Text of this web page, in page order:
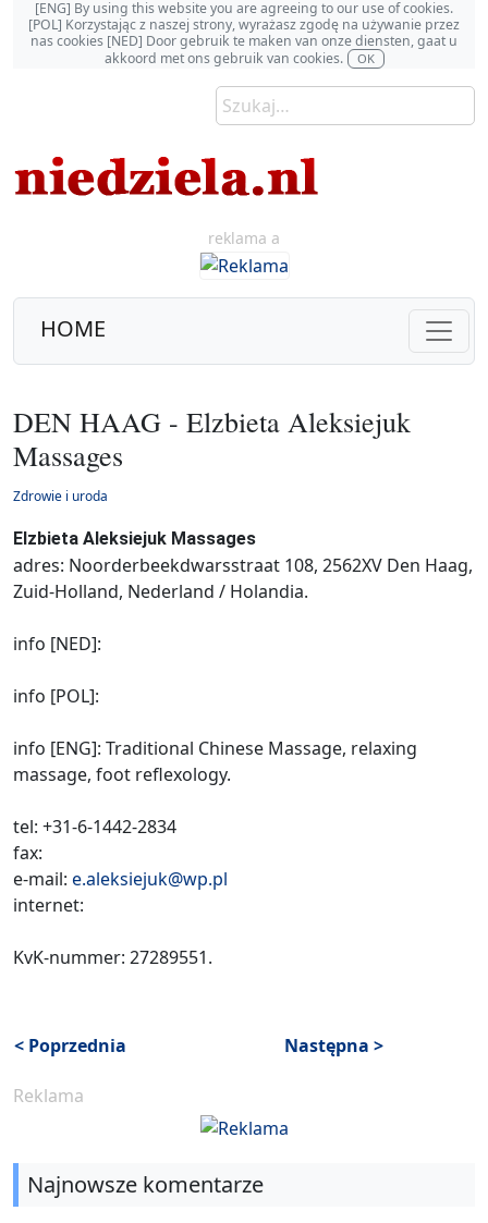
[ENG] By using this website you are agreeing to our use of cookies.
[POL] Korzystając z naszej strony, wyrażasz zgodę na używanie przez
nas cookies [NED] Door gebruik te maken van onze diensten, gaat u
akkoord met ons gebruik van cookies.
OK
reklama a
HOME
DEN HAAG - Elzbieta Aleksiejuk
Massages
Zdrowie i uroda
Elzbieta Aleksiejuk Massages
adres: Noorderbeekdwarsstraat 108, 2562XV Den Haag,
Zuid-Holland, Nederland / Holandia.
info [NED]:
info [POL]:
info [ENG]: Traditional Chinese Massage, relaxing
massage, foot reflexology.
tel: +31-6-1442-2834
fax:
e-mail: e.aleksiejuk@wp.pl
internet:
KvK-nummer: 27289551.
< Poprzednia Następna >
Reklama
Najnowsze komentarze